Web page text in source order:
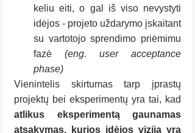
keliu eiti, o gal iš viso nevystyti
idėjos - projeto uždarymo įskaitant
su vartotojo sprendimo priėmimu
fazė (eng. user acceptance
phase)
Vienintelis skirtumas tarp įprastų
atlikus eksperimentą gaunamas
atsakymas, kurios idėjos vizija yra